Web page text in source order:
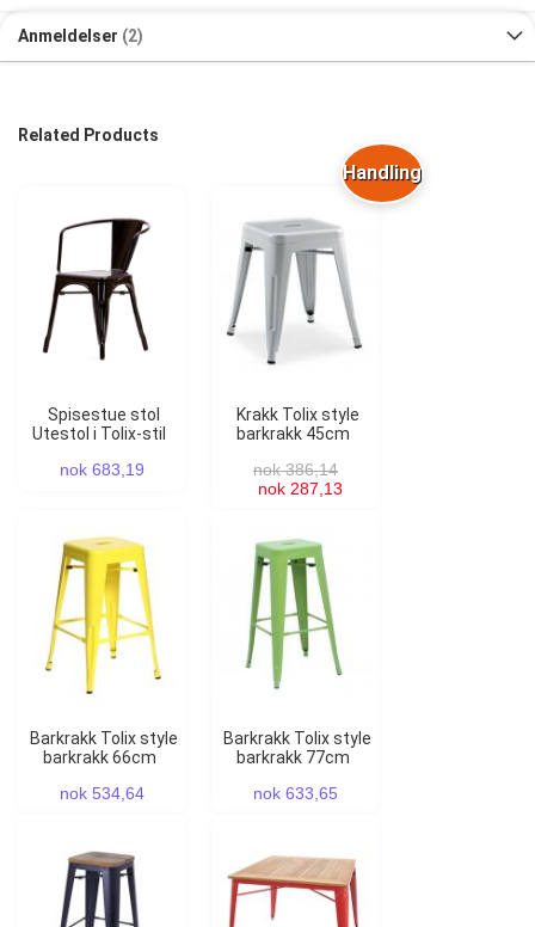
Anmeldelser 2
Related Products
Spisestue stol
Utestol i Tolix-stil
nok 683,19
Krakk Tolix style
barkrakk 45cm
Handling
nok 386,14
nok 287,13
Barkrakk Tolix style
barkrakk 66cm
nok 534,64
Barkrakk Tolix style
barkrakk 77cm
nok 633,65